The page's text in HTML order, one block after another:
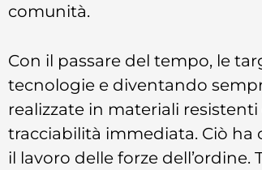
comunità.
Con il passare del tempo, le
tecnologie e diventando
realizzate in materiali
tracciabilità immediata. Ciò ha
il lavoro delle forze dell’ordine.